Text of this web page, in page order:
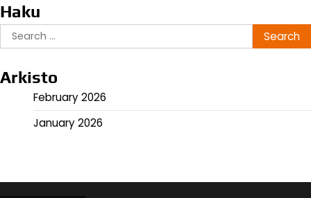
Haku
Search
for:
Arkisto
February 2026
January 2026